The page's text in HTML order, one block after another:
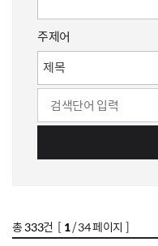
주제어
총333건 [ 1/ 34 페이지 ]